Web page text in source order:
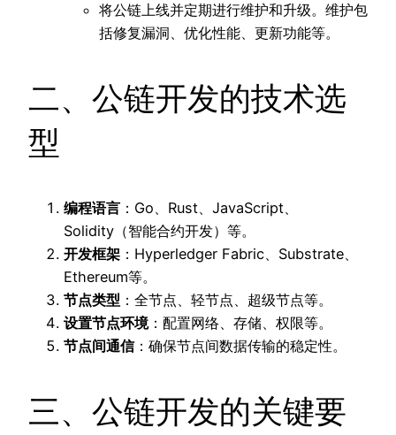
将公链上线并定期进行维护和升级。维护包
括修复漏洞、优化性能、更新功能等。
二、公链开发的技术选
型
编程语言 ：Go、Rust、JavaScript、
Solidity（智能合约开发）等。
开发框架 ：Hyperledger Fabric、Substrate、
Ethereum等。
节点类型 ：全节点、轻节点、超级节点等。
设置节点环境：配置网络、存储、权限等。
节点间通信：确保节点间数据传输的稳定性。
三、公链开发的关键要